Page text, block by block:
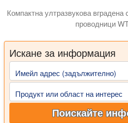
Компактна ултразвукова вградена
проводници
Искане за информация
Имейл адрес (задължително)
Продукт или област на интерес
Поискайте